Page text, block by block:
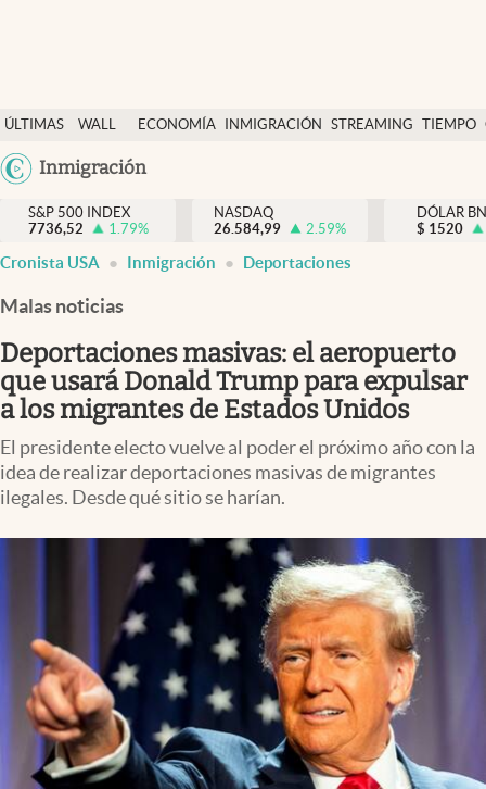
ÚLTIMAS
NOTICIAS
WALL
Y
DÓLAR
ECONOMÍA INMIGRACIÓN STREAMING TIEMPO
México
Inmigración
Finanzas y economía
Wall Street y dólar
Inmigración
Espiritual
Streaming
PC y mobile
Lifestyle
S&P 500 INDEX
7736,52
1.79%
NASDAQ
26.584,99
2.59%
DÓLAR
$ 1520
Cronista USA Inmigración Deportaciones
Malas noticias
Deportaciones masivas: el aeropuerto
que usará Donald Trump para expulsar
a los migrantes de Estados Unidos
El presidente electo vuelve al poder el próximo año con la
idea de realizar deportaciones masivas de migrantes
ilegales. Desde qué sitio se harían.